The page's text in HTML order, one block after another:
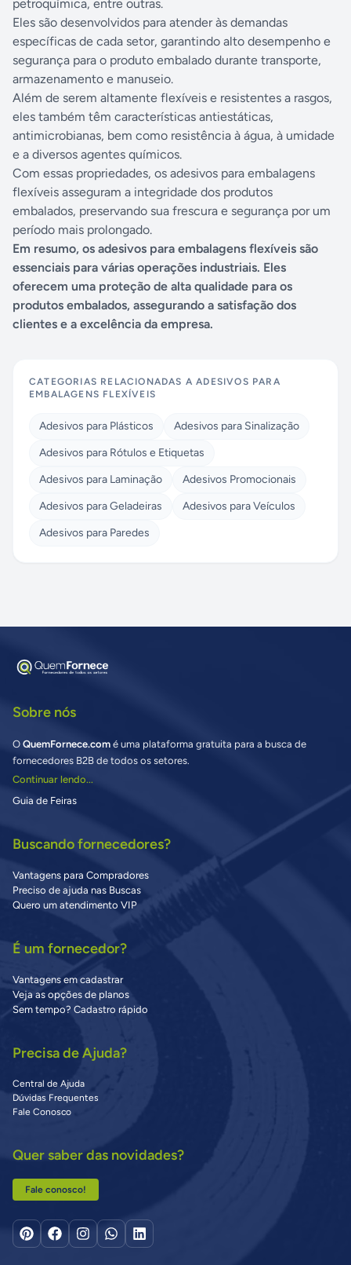
petroquímica, entre outras.
Eles são desenvolvidos para atender às demandas
específicas de cada setor, garantindo alto desempenho e
segurança para o produto embalado durante transporte,
armazenamento e manuseio.
Além de serem altamente flexíveis e resistentes a rasgos,
eles também têm características antiestáticas,
antimicrobianas, bem como resistência à água, à umidade
e a diversos agentes químicos.
Com essas propriedades, os adesivos para embalagens
flexíveis asseguram a integridade dos produtos
embalados, preservando sua frescura e segurança por um
período mais prolongado.
Em resumo, os adesivos para embalagens flexíveis são
essenciais para várias operações industriais. Eles
oferecem uma proteção de alta qualidade para os
produtos embalados, assegurando a satisfação dos
clientes e a excelência da empresa.
CATEGORIAS RELACIONADAS AADESIVOS PARA
EMBALAGENS FLEXÍVEIS
Adesivos para Plásticos
Adesivos para Sinalização
Adesivos para Rótulos e Etiquetas
Adesivos para Laminação
Adesivos Promocionais
Adesivos para Geladeiras
Adesivos para Veículos
Adesivos para Paredes
Sobre nós
O QuemFornece.com é uma plataforma gratuita para a busca de
fornecedores B2B de todos os setores.
Continuar lendo...
Guia de Feiras
Buscando fornecedores?
Vantagens para Compradores
Preciso de ajuda nas Buscas
Quero um atendimento VIP
É um fornecedor?
Vantagens em cadastrar
Veja as opções de planos
Sem tempo? Cadastro rápido
Precisa de Ajuda?
Central de Ajuda
Dúvidas Frequentes
Fale Conosco
Quer saber das novidades?
Fale conosco!